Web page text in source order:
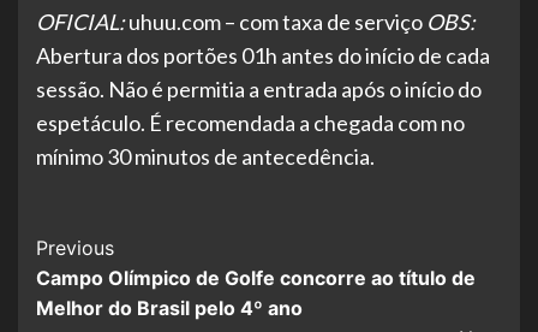
OFICIAL:uhuu.com – com taxa de serviço OBS:
Abertura dos portões 01h antes do início de cada
sessão. Não é permitia a entrada após o início do
espetáculo. É recomendada a chegada com no
mínimo 30 minutos de antecedência.
Post
Navigation
Previous
Campo Olímpico de Golfe concorre ao título de
Melhor do Brasil pelo 4º ano